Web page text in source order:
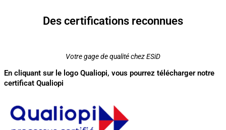
Des certifications reconnues
Votre gage de qualité chez ESiD
En cliquant sur le logo Qualiopi, vous pourrez télécharger notre
certificat Qualiopi